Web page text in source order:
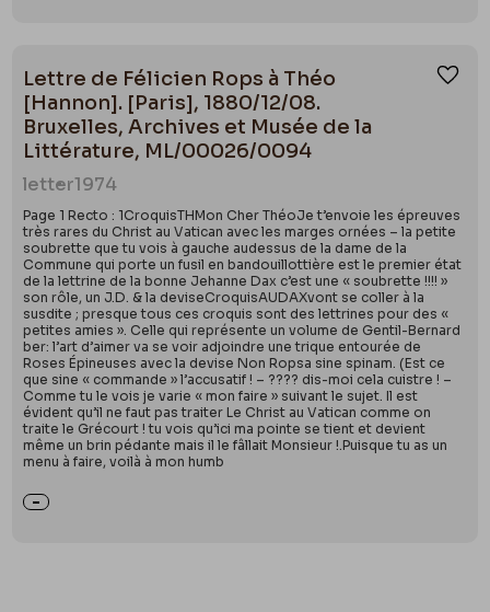
Lettre de Félicien Rops à Théo
[Hannon]. [Paris], 1880/12/08.
Bruxelles, Archives et Musée de la
Littérature, ML/00026/0094
letter1974
Page 1 Recto : 1CroquisTHMon Cher ThéoJe t’envoie les épreuves
très rares du Christ au Vatican avec les marges ornées – la petite
soubrette que tu vois à gauche audessus de la dame de la
Commune qui porte un fusil en bandouillottière est le premier état
de la lettrine de la bonne Jehanne Dax c’est une « soubrette !!!! »
son rôle, un J.D. & la deviseCroquisAUDAXvont se coller à la
susdite ; presque tous ces croquis sont des lettrines pour des «
petites amies ». Celle qui représente un volume de Gentil-Bernard
ber: l’art d’aimer va se voir adjoindre une trique entourée de
Roses Épineuses avec la devise Non Ropsa sine spinam. (Est ce
que sine « commande » l’accusatif ! – ???? dis-moi cela cuistre ! –
Comme tu le vois je varie « mon faire » suivant le sujet. Il est
évident qu’il ne faut pas traiter Le Christ au Vatican comme on
traite le Grécourt ! tu vois qu’ici ma pointe se tient et devient
même un brin pédante mais il le fâllait Monsieur !.Puisque tu as un
menu à faire, voilà à mon humb